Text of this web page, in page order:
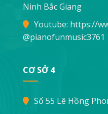
Ninh Bắc Giang
Youtube: https://
@pianofunmusic3761
CƠ SỞ 4
Số 55 Lê Hồng